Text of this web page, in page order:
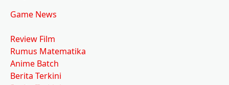
Game News
Review Film
Rumus Matematika
Anime Batch
Berita Terkini